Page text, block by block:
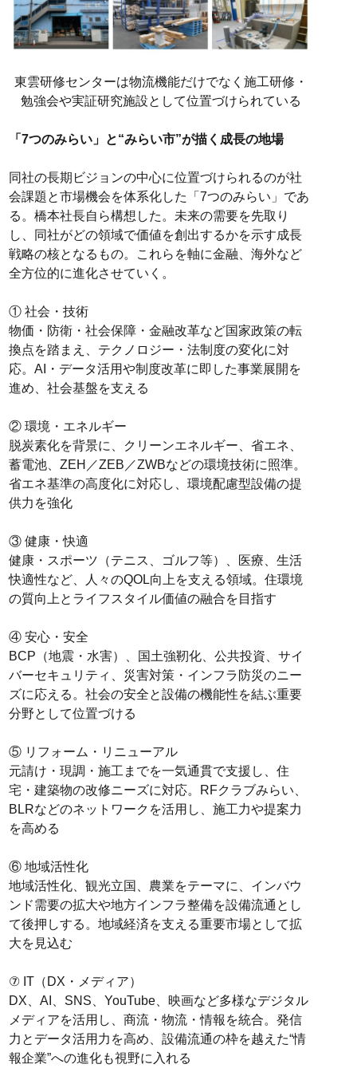
東雲研修センターは物流機能だけでなく施工研修・
勉強会や実証研究施設として位置づけられている
「7つのみらい」と“みらい市”が描く成長の地場
同社の長期ビジョンの中心に位置づけられるのが社
会課題と市場機会を体系化した「7つのみらい」であ
る。橋本社長自ら構想した。未来の需要を先取り
し、同社がどの領域で価値を創出するかを示す成長
戦略の核となるもの。これらを軸に金融、海外など
全方位的に進化させていく。
① 社会・技術
物価・防衛・社会保障・金融改革など国家政策の転
換点を踏まえ、テクノロジー・法制度の変化に対
応。AI・データ活用や制度改革に即した事業展開を
進め、社会基盤を支える
② 環境・エネルギー
脱炭素化を背景に、クリーンエネルギー、省エネ、
蓄電池、ZEH／ZEB／ZWBなどの環境技術に照準。
省エネ基準の高度化に対応し、環境配慮型設備の提
供力を強化
③ 健康・快適
健康・スポーツ（テニス、ゴルフ等）、医療、生活
快適性など、人々のQOL向上を支える領域。住環境
の質向上とライフスタイル価値の融合を目指す
④ 安心・安全
BCP（地震・水害）、国土強靭化、公共投資、サイ
バーセキュリティ、災害対策・インフラ防災のニー
ズに応える。社会の安全と設備の機能性を結ぶ重要
分野として位置づける
⑤ リフォーム・リニューアル
元請け・現調・施工までを一気通貫で支援し、住
宅・建築物の改修ニーズに対応。RFクラブみらい、
BLRなどのネットワークを活用し、施工力や提案力
を高める
⑥ 地域活性化
地域活性化、観光立国、農業をテーマに、インバウ
ンド需要の拡大や地方インフラ整備を設備流通とし
て後押しする。地域経済を支える重要市場として拡
大を見込む
⑦ IT（DX・メディア）
DX、AI、SNS、YouTube、映画など多様なデジタル
メディアを活用し、商流・物流・情報を統合。発信
力とデータ活用力を高め、設備流通の枠を越えた“情
報企業”への進化も視野に入れる